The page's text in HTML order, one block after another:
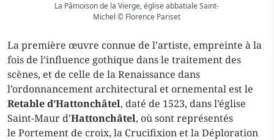
La Pâmoison de la Vierge, église abbatiale Saint-
Michel © Florence Pariset
La première œuvre connue de l’artiste, empreinte à la
fois de l’influence gothique dans le traitement des
scènes, et de celle de la Renaissance dans
l’ordonnancement architectural et ornemental est le
Retable d’Hattonchâtel, daté de 1523, dans l’église
Saint-Maur d’Hattonchâtel, où sont représentés
le Portement de croix, la Crucifixion et la Déploration